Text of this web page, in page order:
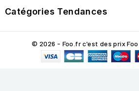
Catégories Tendances
© 2026 - Foo.fr c'est des prix